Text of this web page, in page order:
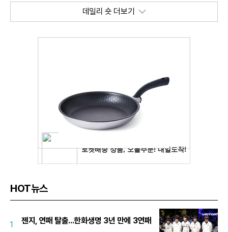
데일리 숏 더보기
HOT뉴스
1 젠지, 연패 탈출...한화생명 3년 만에 3연패